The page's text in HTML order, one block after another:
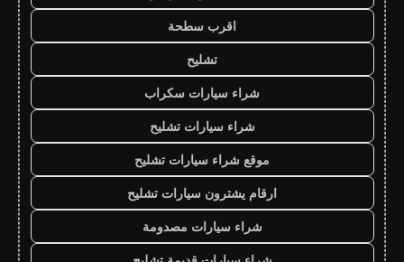
اقرب سطحة
تشليح
شراء سيارات سكراب
شراء سيارات تشليح
موقع شراء سيارات تشليح
ارقام يشترون سيارات تشليح
شراء سيارات مصدومة